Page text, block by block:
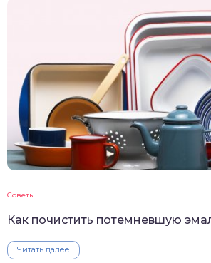
Советы
Как почистить потемневшую
Читать далее